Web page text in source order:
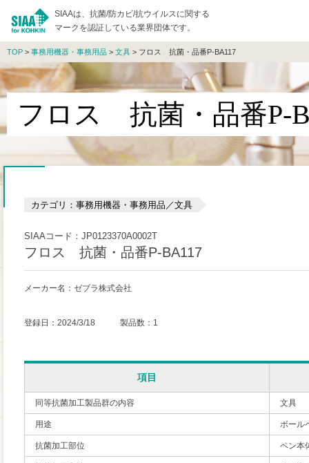
SIAAは、抗菌/防カビ/抗ウイルスに関する
マークを認証している業界団体です。
TOP > 事務用機器・事務用品 > 文具 > フロス 抗菌・品番P-BA117
フロス 抗菌・品番P-
カテゴリ：事務用機器・事務用品／文具
SIAAコード：JP0123370A0002T
フロス 抗菌・品番P-BA117
メーカー名：ゼブラ株式会社
登録日：2024/3/18 製品数：1
項目
同等抗菌加工製品群の内容 文具
用途 ボール
抗菌加工部位 ペン本